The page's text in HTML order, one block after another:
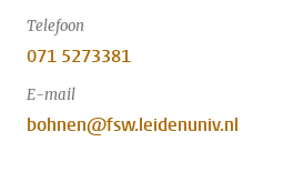
Telefoon
071 5273381
E-mail
bohnen@fsw.leidenuniv.nl